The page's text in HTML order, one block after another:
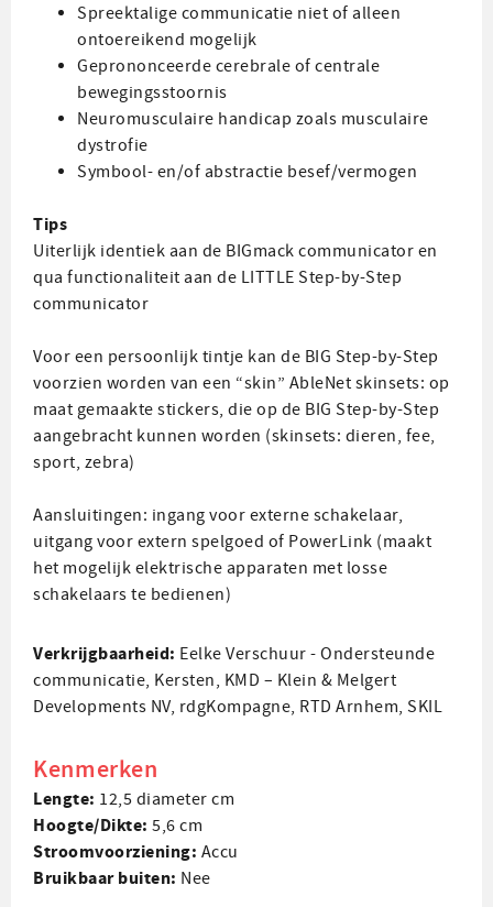
Spreektalige communicatie niet of alleen
ontoereikend mogelijk
Geprononceerde cerebrale of centrale
bewegingsstoornis
Neuromusculaire handicap zoals musculaire
dystrofie
Symbool- en/of abstractie besef/vermogen
Tips
Uiterlijk identiek aan de BIGmack communicator en
qua functionaliteit aan de LITTLE Step-by-Step
communicator
Voor een persoonlijk tintje kan de BIG Step-by-Step
voorzien worden van een “skin” AbleNet skinsets: op
maat gemaakte stickers, die op de BIG Step-by-Step
aangebracht kunnen worden (skinsets: dieren, fee,
sport, zebra)
Aansluitingen: ingang voor externe schakelaar,
uitgang voor extern spelgoed of PowerLink (maakt
het mogelijk elektrische apparaten met losse
schakelaars te bedienen)
Verkrijgbaarheid: Eelke Verschuur - Ondersteunde
communicatie, Kersten, KMD – Klein & Melgert
Developments NV, rdgKompagne, RTD Arnhem, SKIL
Kenmerken
Lengte: 12,5 diameter cm
Hoogte/Dikte: 5,6 cm
Stroom­voorziening: Accu
Bruikbaar buiten: Nee